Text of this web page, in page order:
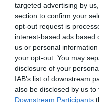
targeted advertising by
section to confirm your
opt-out request is
interest-based ads based
us or personal
your opt-out. You may
disclosure of your
IAB’s list of downstream
also be disclosed by us
Downstream Participants